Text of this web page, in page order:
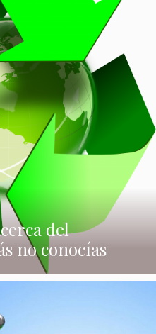
del
no conocías